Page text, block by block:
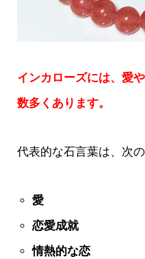
インカローズには、愛
数多くあります。
代表的な石言葉は、次の
愛
恋愛成就
情熱的な恋